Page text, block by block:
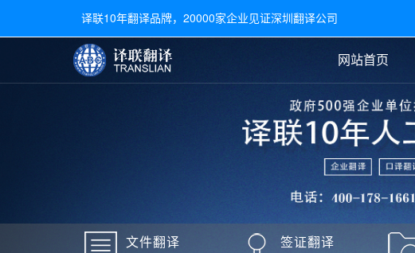
译联10年翻译品牌，20000家企业见证深圳翻译公司
网站首页
文件翻译 医学翻译
广交会翻译 交替传译
常用语种翻译
日语翻译
德语翻译
毕业证翻译
签证材料翻
银行流水翻译
驾照翻译
疫苗本翻译
口译新
翻译新闻
文件翻译 签证翻译